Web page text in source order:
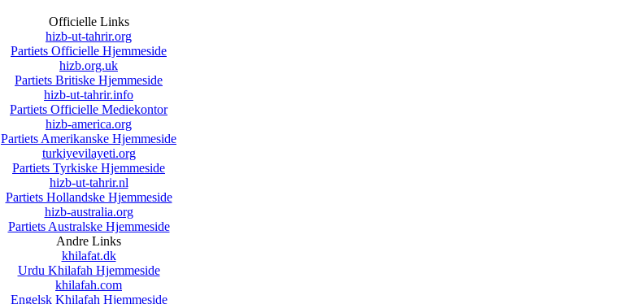
Officielle Links
hizb-ut-tahrir.org
Partiets Officielle Hjemmeside
hizb.org.uk
Partiets Britiske Hjemmeside
hizb-ut-tahrir.info
Partiets Officielle Mediekontor
hizb-america.org
Partiets Amerikanske Hjemmeside
turkiyevilayeti.org
Partiets Tyrkiske Hjemmeside
hizb-ut-tahrir.nl
Partiets Hollandske Hjemmeside
hizb-australia.org
Partiets Australske Hjemmeside
Andre Links
khilafat.dk
Urdu Khilafah Hjemmeside
khilafah.com
Engelsk Khilafah Hjemmeside